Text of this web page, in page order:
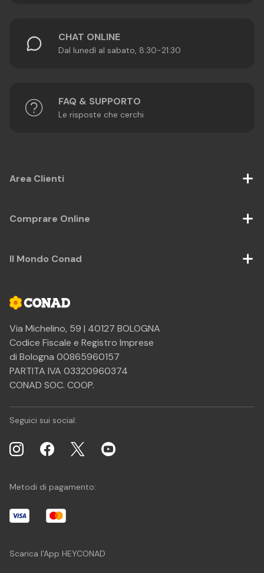
CHAT ONLINE
Dal lunedì al sabato, 8:30-21:30
FAQ & SUPPORTO
Le risposte che cerchi
Via Michelino, 59 | 40127 BOLOGNA
Codice Fiscale e Registro Imprese
di Bologna 00865960157
PARTITA IVA 03320960374
CONAD SOC. COOP.
Area Clienti
Comprare Online
Il Mondo Conad
Seguici sui social:
Metodi di pagamento:
Scarica l'App HEYCONAD